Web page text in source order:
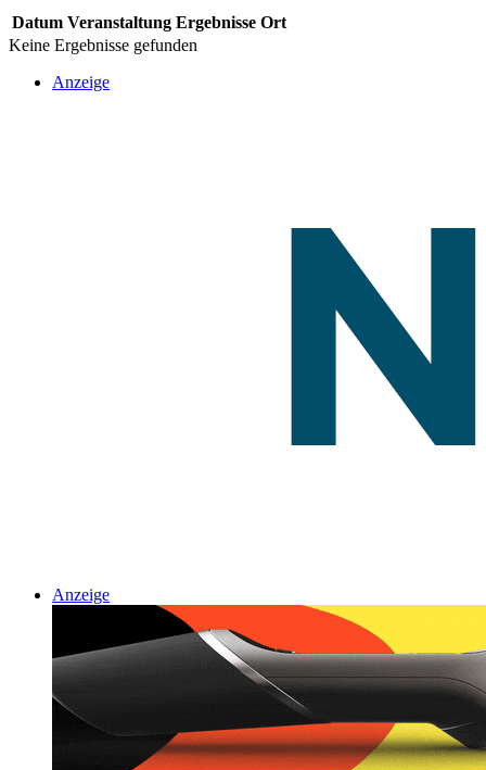
Datum Veranstaltung Ergebnisse Ort
Keine Ergebnisse gefunden
Anzeige
Anzeige